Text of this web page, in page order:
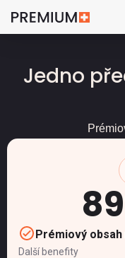
Jedno
Prémiový obsah
Další benefity